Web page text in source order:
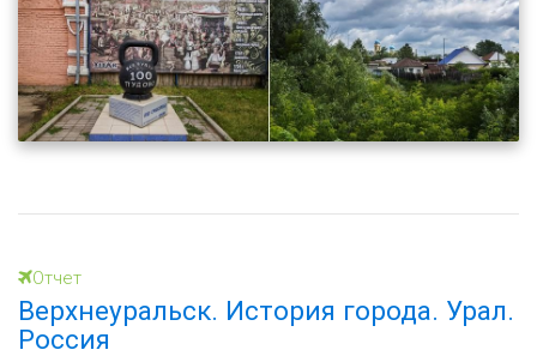
Отчет
Верхнеуральск. История города. Урал.
Россия